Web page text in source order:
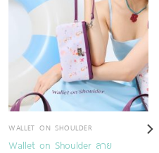
WALLET ON SHOULDER
Wallet on Shoulder ลาย